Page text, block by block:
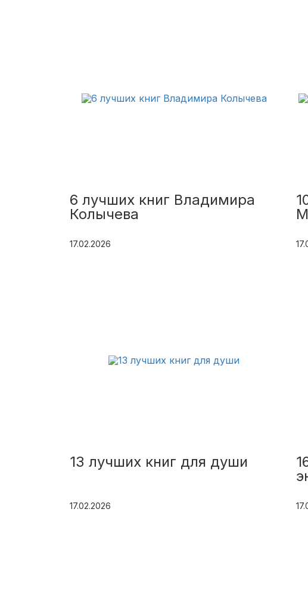
6 лучших книг Владимира
Колычева
17.02.2026
13 лучших книг для души
17.02.2026